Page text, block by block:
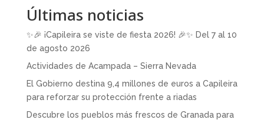
Últimas noticias
✨🎉 ¡Capileira se viste de fiesta 2026! 🎉✨ Del 7 al 10
de agosto 2026
Actividades de Acampada – Sierra Nevada
El Gobierno destina 9,4 millones de euros a Capileira
para reforzar su protección frente a riadas
Descubre los pueblos más frescos de Granada para